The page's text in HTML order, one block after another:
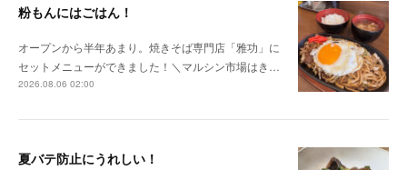
粉もんにはごはん！
オープンから半年あまり。焼きそば専門店「雅功」に
セットメニューができました！＼マルシン市場はき…
2026.08.06 02:00
夏バテ防止にうれしい！